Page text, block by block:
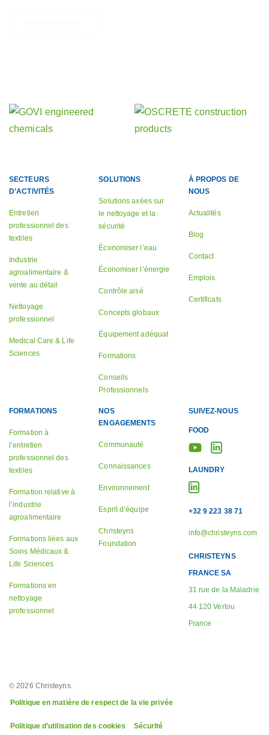
SECTEURS
D’ACTIVITÉS
Entretien
professionnel des
textiles
Industrie
agroalimentaire &
vente au détail
Nettoyage
professionnel
Medical Care & Life
Sciences
SOLUTIONS
Solutions axées sur
le nettoyage et la
sécurité
Économiser l’eau
Économiser l’énergie
Contrôle aisé
Concepts globaux
Équipement adéquat
Formations
Conseils
Professionnels
À PROPOS DE
NOUS
Actualités
Blog
Contact
Emplois
Certificats
FORMATIONS
Formation à
l’entretien
professionnel des
textiles
Formation relative à
l’industrie
agroalimentaire
Formations liées aux
Soins Médicaux &
Life Sciences
Formations en
nettoyage
professionnel
NOS
ENGAGEMENTS
Communauté
Connaissances
Environnement
Esprit d’équipe
Christeyns
Foundation
SUIVEZ-NOUS
FOOD
LAUNDRY
+32 9 223 38 71
info@christeyns.com
CHRISTEYNS
FRANCE SA
31 rue de la Maladrie
44 120 Vertou
France
© 2026 Christeyns.
Politique en matière de respect de la vie privée
Politique d’utilisation des cookies Sécurité